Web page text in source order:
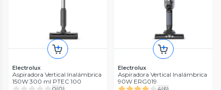
Electrolux
Aspiradora Vertical Inalámbrica
150W 300 ml PTEC 100
Electrolux
Aspiradora Vertical Inalámbrica
90W ERG019